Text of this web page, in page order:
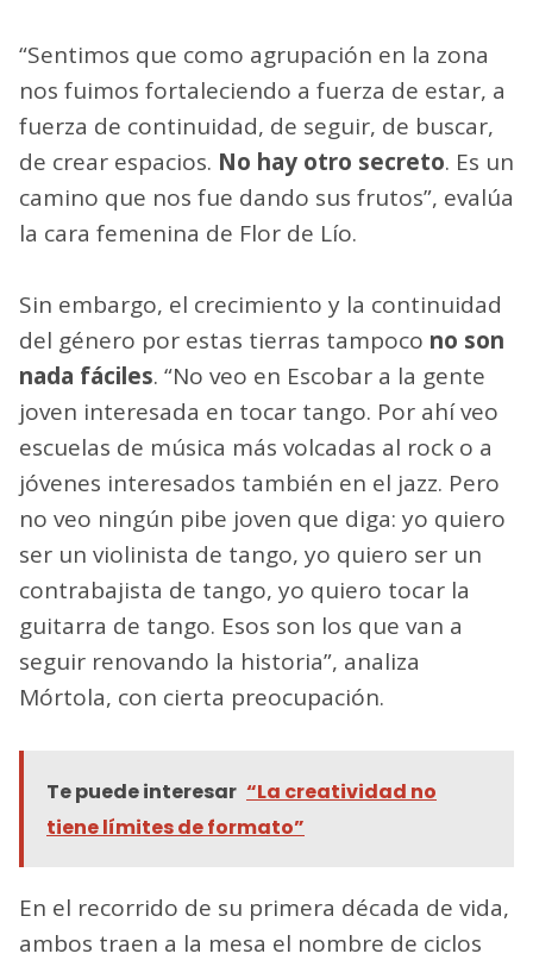
“Sentimos que como agrupación en la zona
nos fuimos fortaleciendo a fuerza de estar, a
fuerza de continuidad, de seguir, de buscar,
de crear espacios. No hay otro secreto. Es un
camino que nos fue dando sus frutos”, evalúa
la cara femenina de Flor de Lío.
Sin embargo, el crecimiento y la continuidad
del género por estas tierras tampoco no son
nada fáciles. “No veo en Escobar a la gente
joven interesada en tocar tango. Por ahí veo
escuelas de música más volcadas al rock o a
jóvenes interesados también en el jazz. Pero
no veo ningún pibe joven que diga: yo quiero
ser un violinista de tango, yo quiero ser un
contrabajista de tango, yo quiero tocar la
guitarra de tango. Esos son los que van a
seguir renovando la historia”, analiza
Mórtola, con cierta preocupación.
Te puede interesar “La creatividad no
tiene límites de formato”
En el recorrido de su primera década de vida,
ambos traen a la mesa el nombre de ciclos